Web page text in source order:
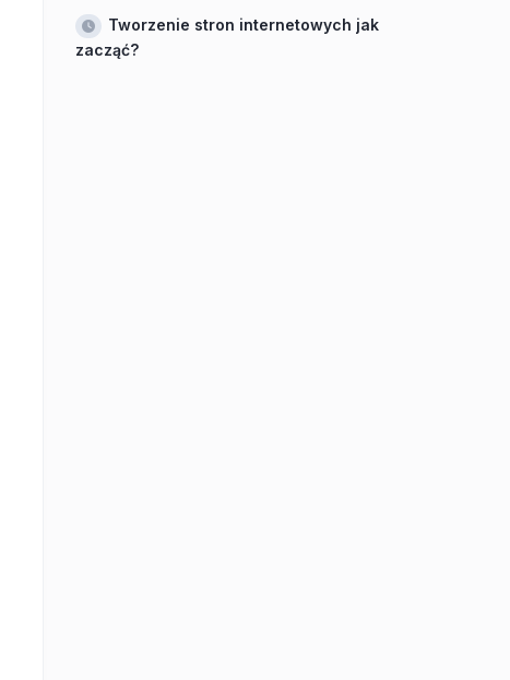
Tworzenie stron internetowych jak
zacząć?